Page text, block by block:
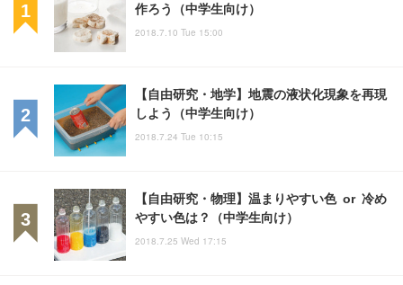
作ろう（中学生向け）
2018.7.10 Tue 15:00
【自由研究・地学】地震の液状化現象を再現
しよう（中学生向け）
2018.7.24 Tue 10:15
【自由研究・物理】温まりやすい色 or 冷め
やすい色は？（中学生向け）
2018.7.25 Wed 17:15